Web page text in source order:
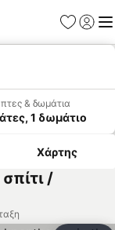
& δωμάτια
1 δωμάτιο
Χάρτης
/